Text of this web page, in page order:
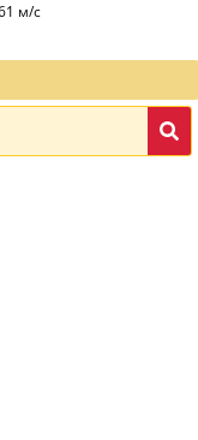
м/с